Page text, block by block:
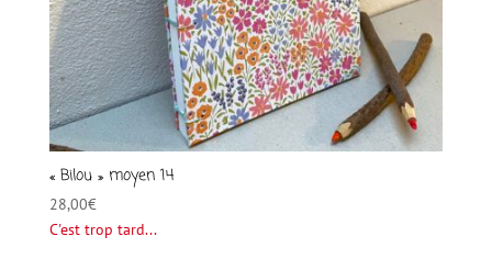
« Bilou » moyen 14
28,00€
C'est trop tard...